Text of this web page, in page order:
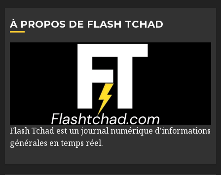
À PROPOS DE FLASH TCHAD
Flash Tchad est un journal numérique d'informations
générales en temps réel.